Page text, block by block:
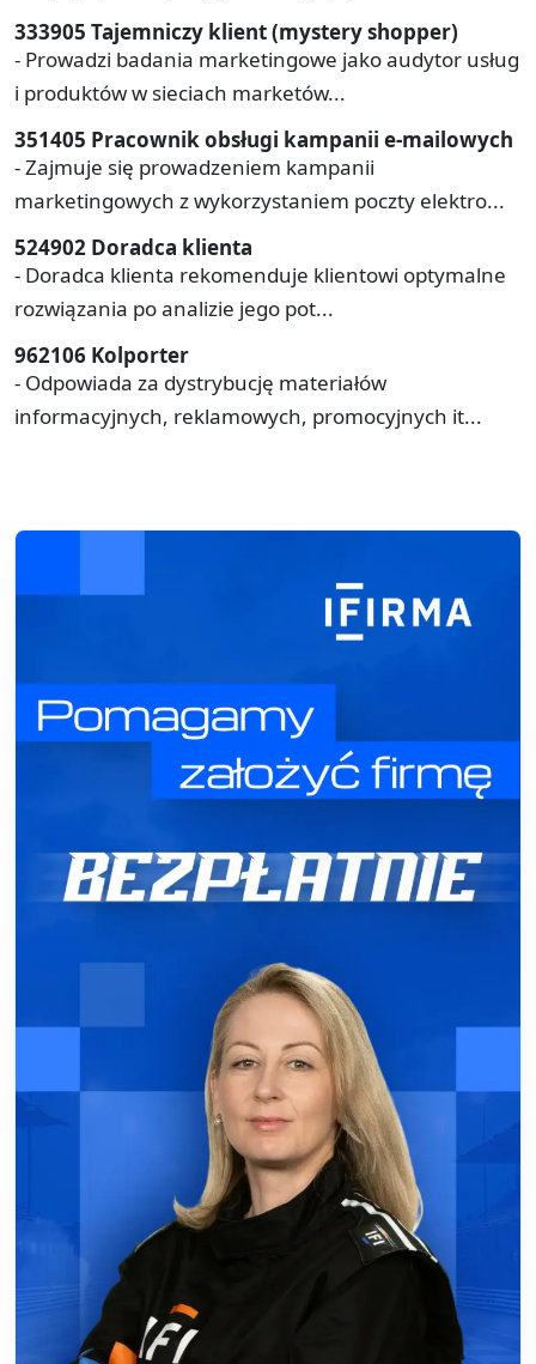
333905 Tajemniczy klient (mystery shopper)
- Prowadzi badania marketingowe jako audytor usług
i produktów w sieciach marketów...
351405 Pracownik obsługi kampanii e-mailowych
- Zajmuje się prowadzeniem kampanii
marketingowych z wykorzystaniem poczty elektro...
524902 Doradca klienta
- Doradca klienta rekomenduje klientowi optymalne
rozwiązania po analizie jego pot...
962106 Kolporter
- Odpowiada za dystrybucję materiałów
informacyjnych, reklamowych, promocyjnych it...